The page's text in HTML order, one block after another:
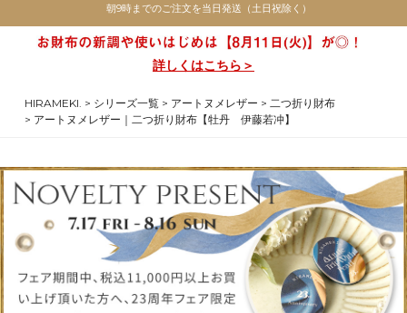
朝9時までのご注文を当日発送（土日祝除く）
詳しくはこちら＞
HIRAMEKI. シリーズ一覧 アートヌメレザー
二つ折り財布
アートヌメレザー｜二つ折り財布【牡丹 伊藤若冲】